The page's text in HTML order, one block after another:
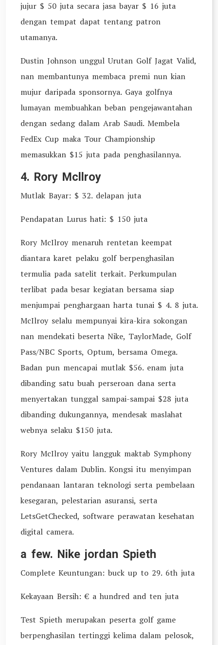
jujur $ 50 juta secara jasa bayar $ 16 juta
dengan tempat dapat tentang patron
utamanya.
Dustin Johnson unggul Urutan Golf Jagat Valid,
nan membantunya membaca premi nun kian
mujur daripada sponsornya. Gaya golfnya
lumayan membuahkan beban pengejawantahan
dengan sedang dalam Arab Saudi. Membela
FedEx Cup maka Tour Championship
memasukkan $15 juta pada penghasilannya.
4. Rory Mcllroy
Mutlak Bayar: $ 32. delapan juta
Pendapatan Lurus hati: $ 150 juta
Rory McIlroy menaruh rentetan keempat
diantara karet pelaku golf berpenghasilan
termulia pada satelit terkait. Perkumpulan
terlibat pada besar kegiatan bersama siap
menjumpai penghargaan harta tunai $ 4. 8 juta.
McIlroy selalu mempunyai kira-kira sokongan
nan mendekati beserta Nike, TaylorMade, Golf
Pass/NBC Sports, Optum, bersama Omega.
Badan pun mencapai mutlak $56. enam juta
dibanding satu buah perseroan dana serta
menyertakan tunggal sampai-sampai $28 juta
dibanding dukungannya, mendesak maslahat
webnya selaku $150 juta.
Rory McIlroy yaitu langguk maktab Symphony
Ventures dalam Dublin. Kongsi itu menyimpan
pendanaan lantaran teknologi serta pembelaan
kesegaran, pelestarian asuransi, serta
LetsGetChecked, software perawatan kesehatan
digital camera.
a few. Nike jordan Spieth
Complete Keuntungan: buck up to 29. 6th juta
Kekayaan Bersih: € a hundred and ten juta
Test Spieth merupakan peserta golf game
berpenghasilan tertinggi kelima dalam pelosok,